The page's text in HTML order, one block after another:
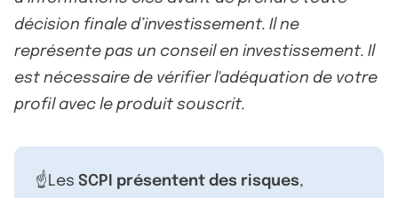
décision finale d’investissement. Il ne
représente pas un conseil en investissement. Il
est nécessaire de vérifier l'adéquation de votre
profil avec le produit souscrit.
☝️Les SCPI présentent des risques,